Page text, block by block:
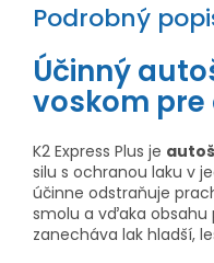
Podrobný
Účinný
voskom
K2 Express Plus je
silu s ochranou laku v
účinne odstraňuje
smolu a vďaka obsahu
zanecháva lak hladší,